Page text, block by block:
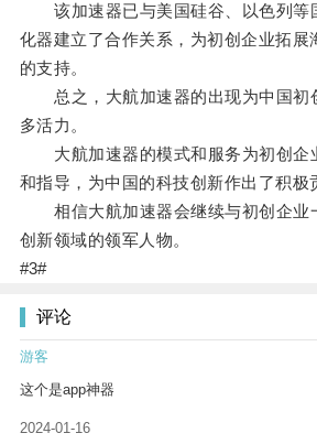
该加速器已与美国硅谷、以色列等
化器建立了合作关系，为初创企业拓展
的支持。
总之，大航加速器的出现为中国初
多活力。
大航加速器的模式和服务为初创企
和指导，为中国的科技创新作出了积极
相信大航加速器会继续与初创企业
创新领域的领军人物。
#3#
评论
游客
这个是app神器
2024-01-16